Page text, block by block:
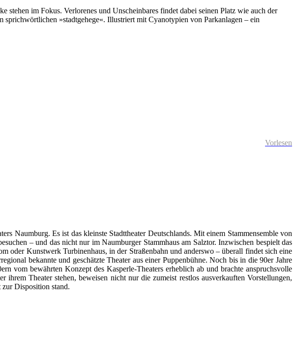
im Fokus. Verlorenes und Unscheinbares findet dabei seinen Platz wie auch der
»stadtgehege«. Illustriert mit Cyanotypien von Parkanlagen – ein
Vorlesen
Naumburg. Es ist das kleinste Stadttheater Deutschlands. Mit einem Stammensemble von
– und das nicht nur im Naumburger Stammhaus am Salztor. Inzwischen bespielt das
oder Kunstwerk Turbinenhaus, in der Straßenbahn und anderswo – überall findet sich eine
bekannte und geschätzte Theater aus einer Puppenbühne. Noch bis in die 90er Jahre
vom bewährten Konzept des Kasperle-Theaters erheblich ab und brachte anspruchsvolle
Theater stehen, beweisen nicht nur die zumeist restlos ausverkauften Vorstellungen,
zur Disposition stand.